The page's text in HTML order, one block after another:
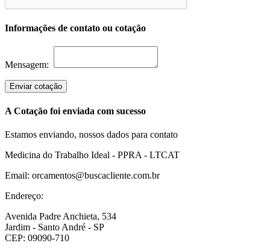
Informações de contato ou cotação
Mensagem:
Enviar cotação
A Cotação foi enviada com sucesso
Estamos enviando, nossos dados para contato
Medicina do Trabalho Ideal - PPRA - LTCAT
Email: orcamentos@buscacliente.com.br
Endereço:
Avenida Padre Anchieta, 534
Jardim - Santo André - SP
CEP: 09090-710